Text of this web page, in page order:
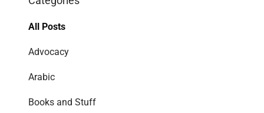
All Posts
Advocacy
Arabic
Books and Stuff